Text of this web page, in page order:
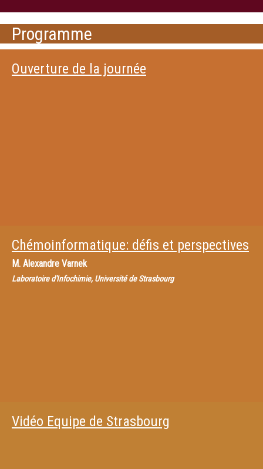
Programme
Ouverture de la journée
Chémoinformatique: défis et perspectives
M. Alexandre Varnek
Laboratoire d'Infochimie, Université de Strasbourg
Vidéo Equipe de Strasbourg